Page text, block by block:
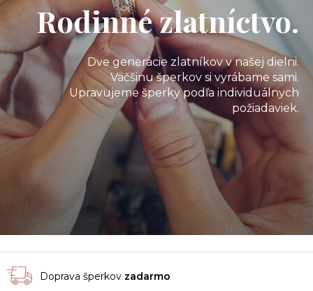
Rodinné zlatníctvo.
Dve generácie zlatníkov v našej dielni.
Väčšinu šperkov si vyrábame sami.
Upravujeme šperky podľa individuálnych
požiadaviek.
Doprava šperkov zadarmo